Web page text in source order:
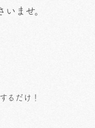
ませ。
るだけ！